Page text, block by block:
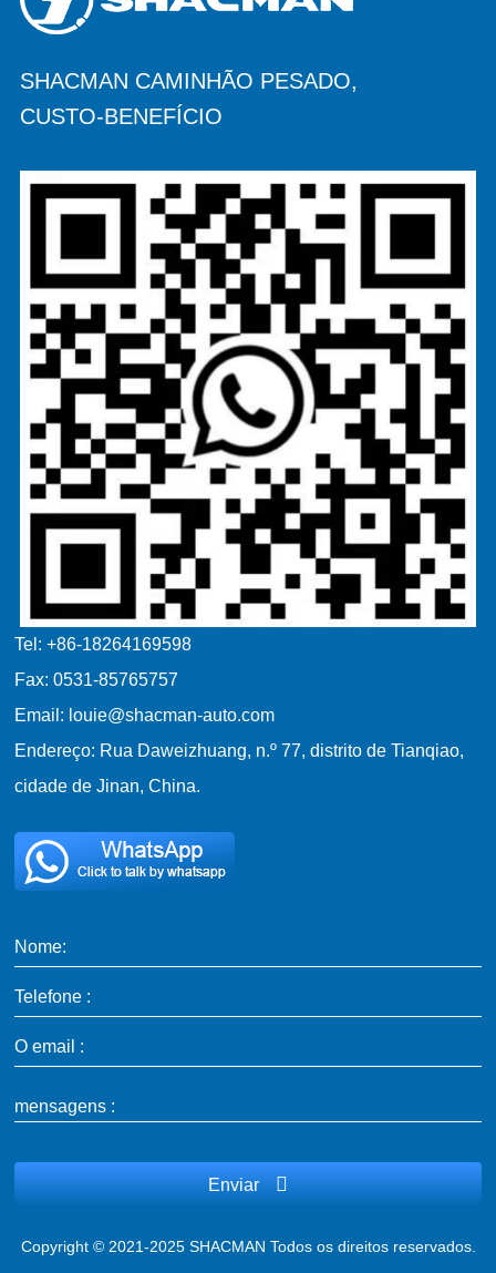
SHACMAN CAMINHÃO PESADO,
CUSTO-BENEFÍCIO
Tel: +86-18264169598
Fax: 0531-85765757
Email: louie@shacman-auto.com
Endereço: Rua Daweizhuang, n.º 77, distrito de Tianqiao,
cidade de Jinan, China.
Nome:
Telefone :
O email :
mensagens :
Enviar
Copyright © 2021-2025 SHACMAN Todos os direitos reservados.